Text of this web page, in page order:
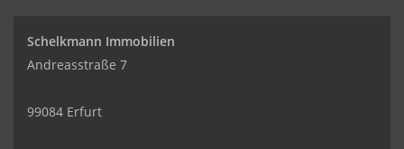
Schelkmann Immobilien
Andreasstraße 7
99084 Erfurt